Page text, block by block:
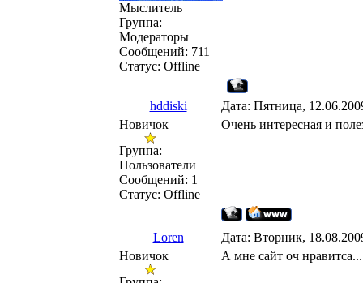
Мыслитель
Группа:
Модераторы
Сообщений: 711
Статус: Offline
hddiski
Дата: Пятница,
Новичок
Группа:
Пользователи
Сообщений: 1
Статус: Offline
Очень интересная и
Loren
Дата: Вторник,
Новичок
А мне сайт оч